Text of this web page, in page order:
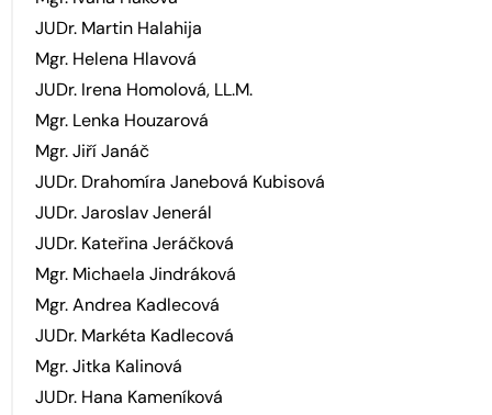
JUDr. Martin Halahija
Mgr. Helena Hlavová
JUDr. Irena Homolová, LL.M.
Mgr. Lenka Houzarová
Mgr. Jiří Janáč
JUDr. Drahomíra Janebová Kubisová
JUDr. Jaroslav Jenerál
JUDr. Kateřina Jeráčková
Mgr. Michaela Jindráková
Mgr. Andrea Kadlecová
JUDr. Markéta Kadlecová
Mgr. Jitka Kalinová
JUDr. Hana Kameníková